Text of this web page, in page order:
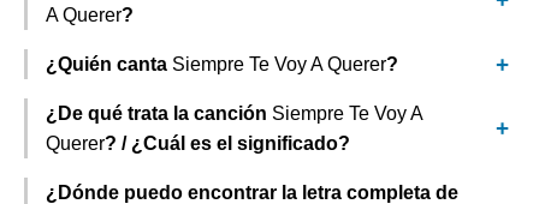
A Querer?
¿Quién canta Siempre Te Voy A Querer?
¿De qué trata la canción Siempre Te Voy A
Querer? / ¿Cuál es el significado?
¿Dónde puedo encontrar la letra completa de